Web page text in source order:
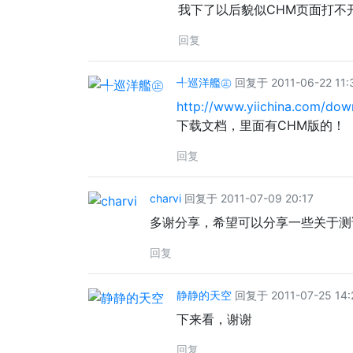
我下了以后貌似CHM页面打不
回复
╃巡洋艦㊣ 回复于 2011-06-22
http://www.yiichina.com/
下载文档，里面有CHM版的！
回复
charvi 回复于 2011-07-09 20:17
多谢分享，希望可以分享一些关于
回复
静静的天空 回复于 2011-07-25
下来看，谢谢
回复